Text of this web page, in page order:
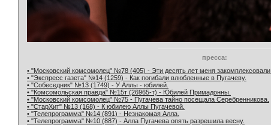
пресса:
• "Московский комсомолец" №78 (405) - Эти десять лет меня закомплексовали.
• "Экспресс газета" №14 (1259) - Как погибали влюбленные в Пугачеву.
• "Собеседник" №13 (1749) - У Аллы - юбилей.
• "Комсомольская правда" №15т (26965-т) - Юбилей Примадонны.
• "Московский комсомолец" №75 - Пугачева тайно посещала Серебренникова.
• "СтарХит" №13 (168) - К юбилею Аллы Пугачевой.
• "Телепрограмма" №14 (891) - Незнакомая Алла.
• "Телепрограмма" №10 (887) - Алла Пугачева опять разрешила весну.